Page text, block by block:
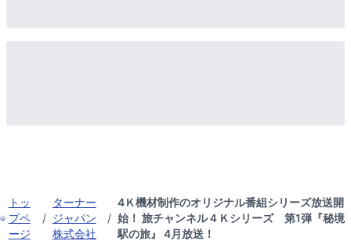
トッ
プペ
ージ
/
ターナー
ジャパン
株式会社
/
4Ｋ機材制作のオリジナル番組シリーズ放送開
始！ 旅チャンネル４Ｋシリーズ 第1弾『秘境
駅の旅』 4月放送！